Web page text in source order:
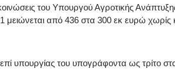
του Υπουργού Αγροτικής
μειώνεται από 436 στα 300 εκ ευρώ χωρίς
υπουργίας του υπογράφοντα ως τρίτο